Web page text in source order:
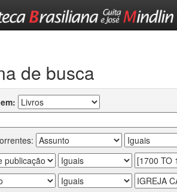
de busca